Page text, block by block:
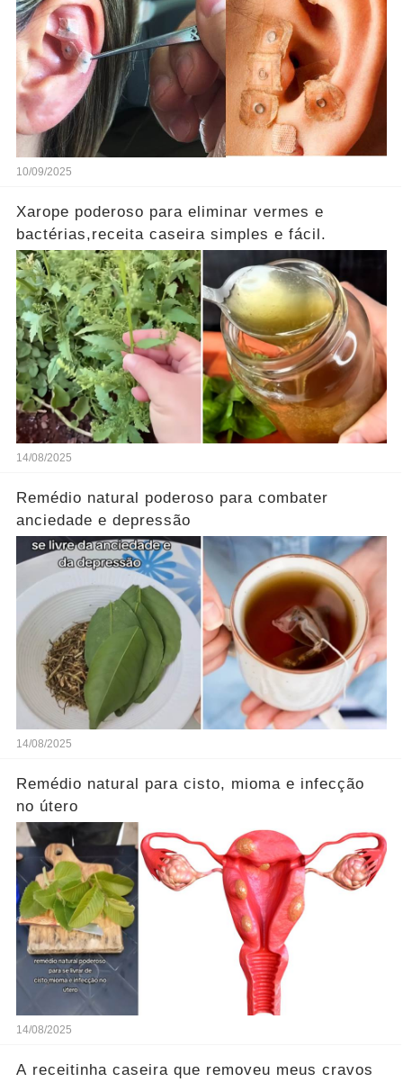
10/09/2025
Xarope poderoso para eliminar vermes e
bactérias,receita caseira simples e fácil.
14/08/2025
Remédio natural poderoso para combater
anciedade e depressão
14/08/2025
Remédio natural para cisto, mioma e infecção
no útero
14/08/2025
A receitinha caseira que removeu meus cravos